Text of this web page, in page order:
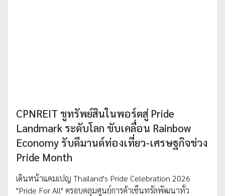
CPNREIT ชูทรัพย์สินในพอร์ตสู่ Pride
Landmark ระดับโลก ขับเคลื่อน Rainbow
Economy รับดีมานด์ท่องเที่ยว-เศรษฐกิจช่วง
Pride Month
เดินหน้าแคมเปญ Thailand's Pride Celebration 2026
"Pride For All" ครอบคลุมศูนย์การค้าเซ็นทรัลพัฒนาทั่ว